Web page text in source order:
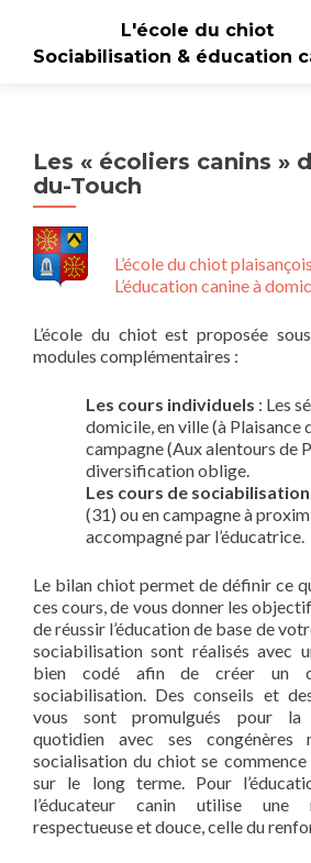
L'école du chiot
Sociabilisation & éducation
Les « écoliers canins »
du-Touch
L’école du chiot
L’éducation canine à
L’école du chiot est proposée
modules complémentaires :
Les cours individuels : Les
domicile, en ville (à Plaisance
campagne (Aux alentours de
diversification oblige.
Les cours de sociabilisation
(31) ou en campagne à
accompagné par l’éducatrice.
Le bilan chiot permet de définir ce
ces cours, de vous donner les
de réussir l’éducation de base de
sociabilisation sont réalisés avec
bien codé afin de créer un
sociabilisation. Des conseils et
vous sont promulgués pour la
quotidien avec ses
socialisation du chiot se
sur le long terme. Pour
l’éducateur canin utilise une
respectueuse et douce, celle du